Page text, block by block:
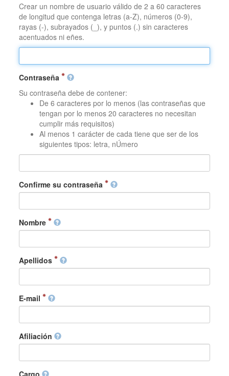
Crear un nombre de usuario válido de 2 a 60 caracteres
de longitud que contenga letras (a-Z), números (0-9),
rayas (-), subrayados (_), y puntos (.) sin caracteres
acentuados ni eñes.
Contraseña
Su contraseña debe de contener:
De 6 caracteres por lo menos (las contraseñas que
tengan por lo menos 20 caracteres no necesitan
cumplir más requisitos)
Al menos 1 carácter de cada tiene que ser de los
siguientes tipos: letra, nÚmero
Confirme su contraseña
Nombre
Apellidos
E-mail
Afiliación
Cargo